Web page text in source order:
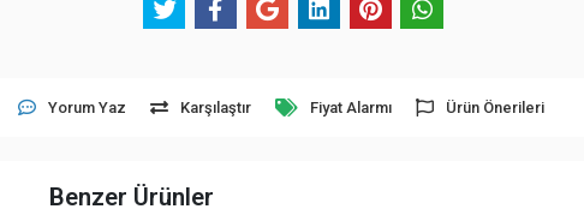
Yorum Yaz Karşılaştır Fiyat Alarmı Ürün Önerileri
Benzer Ürünler